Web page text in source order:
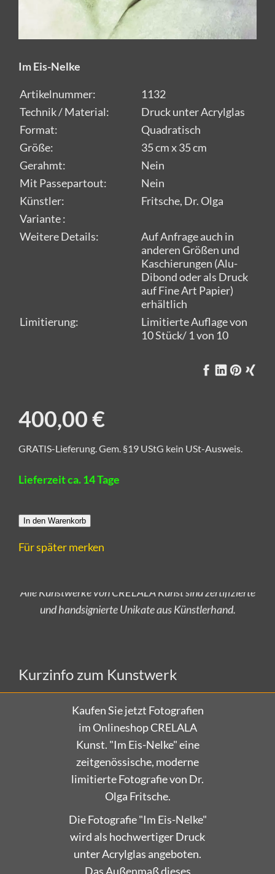
Im Eis-Nelke
Artikelnummer:
1132
Technik / Material:
Druck unter Acrylglas
Format:
Quadratisch
Größe:
35 cm x 35 cm
Gerahmt:
Nein
Mit Passepartout:
Nein
Künstler:
Fritsche, Dr. Olga
Variante :
Weitere Details:
Auf Anfrage auch in
anderen Größen und
Kaschierungen (Alu-
Dibond oder als Druck
auf Fine Art Papier)
erhältlich
Limitierung:
Limitierte Auflage von
10 Stück/ 1 von 10
400,00 €
GRATIS-Lieferung. Gem. §19 UStG kein USt-Ausweis.
Lieferzeit ca. 14 Tage
In den Warenkorb
Für später merken
Alle Kunstwerke von CRELALA Kunst sind zertifizierte
Kurzinfo zum Kunstwerk
Kaufen Sie jetzt Fotografien
im Onlineshop CRELALA
Kunst. "Im Eis-Nelke" eine
zeitgenössische, moderne
limitierte Fotografie von Dr.
Olga Fritsche.
Die Fotografie "Im Eis-Nelke"
wird als hochwertiger Druck
unter Acrylglas angeboten.
Das Außenmaß dieses